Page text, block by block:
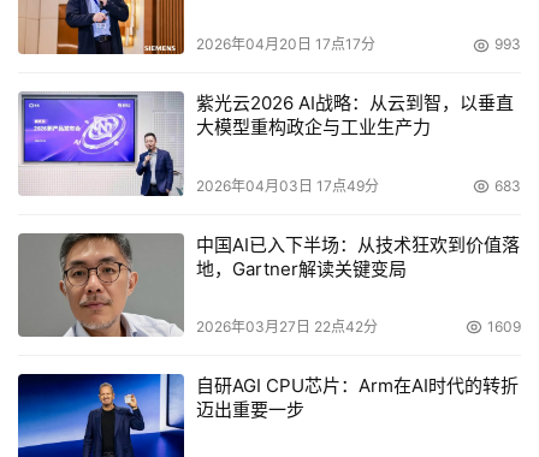
全面serverless化支撑组装式研发
为了降低云上开发门槛，阿里云广泛布局serverless、弹性
非技术人员也可以参与到开发中来。
2026年04月20日 17点17分 993
紫光云2026 AI战略：从云到智，以垂直
大模型重构政企与工业生产力
2026年04月03日 17点49分 683
中国AI已入下半场：从技术狂欢到价值落
地，Gartner解读关键变局
2026年03月27日 22点42分 1609
自研AGI CPU芯片：Arm在AI时代的转折
迈出重要一步